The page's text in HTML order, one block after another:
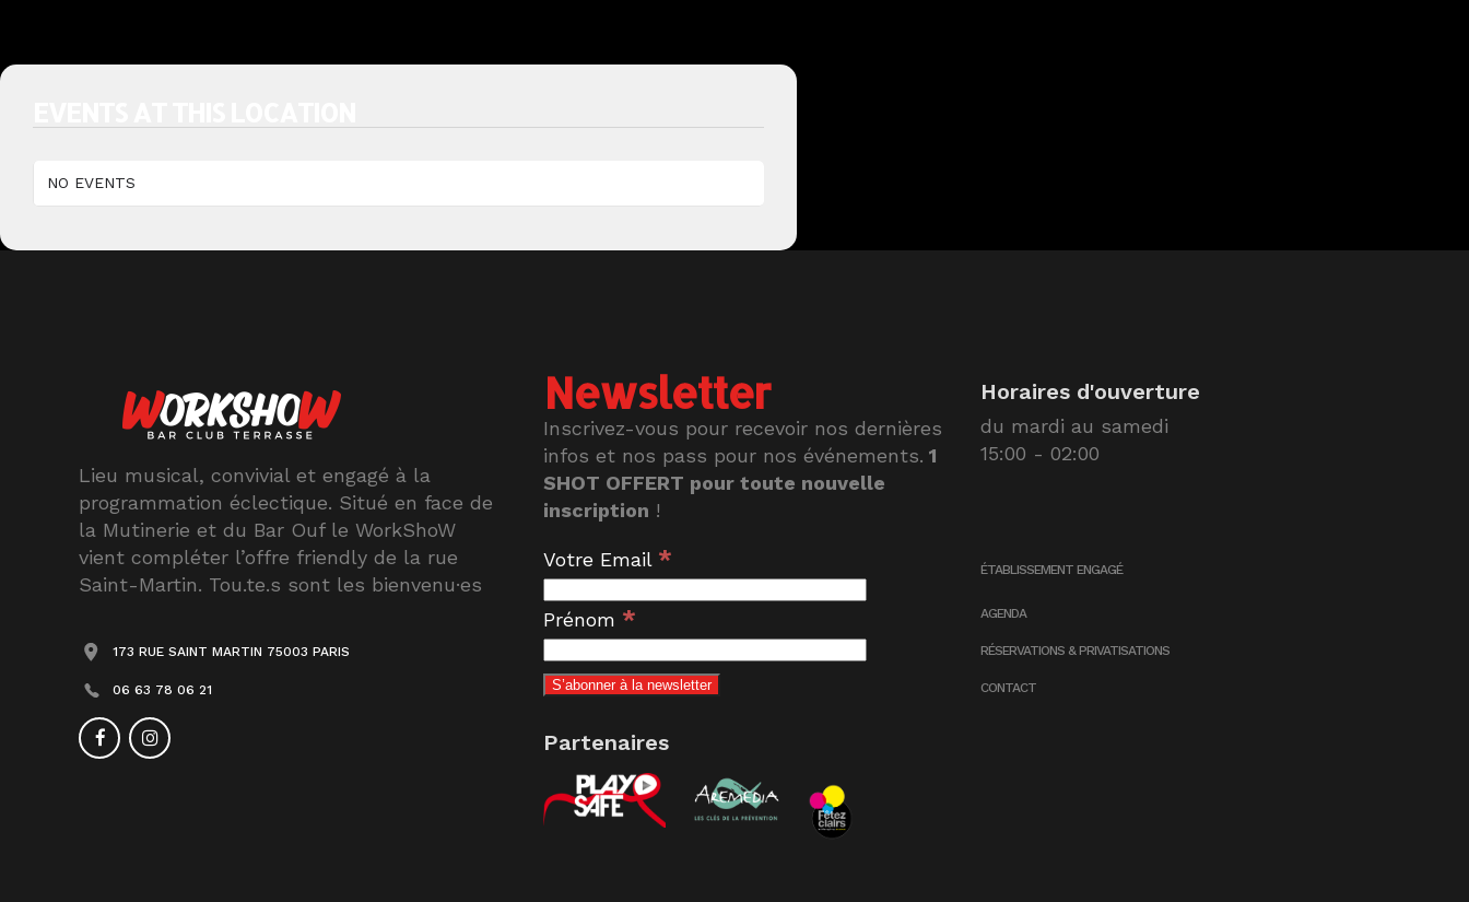
NO EVENTS
Lieu musical, convivial et engagé à la
programmation éclectique. Situé en face de
la Mutinerie et du Bar Ouf le WorkShoW
vient compléter l’offre friendly de la rue
Saint-Martin. Tou.te.s sont les bienvenu·es
173 RUE SAINT MARTIN 75003 PARIS
06 63 78 06 21
Newsletter
Inscrivez-vous pour recevoir nos dernières
infos et nos pass pour nos événements. 1
SHOT OFFERT pour toute nouvelle
inscription !
Votre Email *
Prénom *
Partenaires
Horaires d'ouverture
du mardi au samedi
15:00 - 02:00
ÉTABLISSEMENT ENGAGÉ
AGENDA
RÉSERVATIONS & PRIVATISATIONS
CONTACT